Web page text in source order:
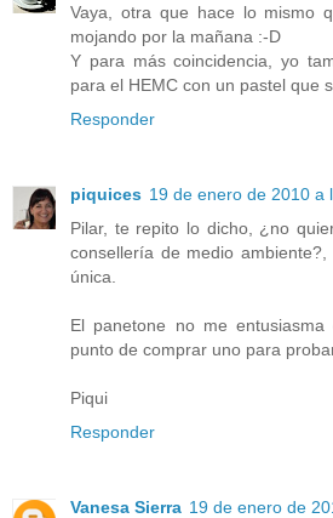
Vaya, otra que hace lo mismo
mojando por la mañana :-D
Y para más coincidencia, yo
para el HEMC con un pastel que
Responder
piquices 19 de enero de 2010 a
Pilar, te repito lo dicho, ¿no
consellería de medio
única.
El panetone no me
punto de comprar uno para
Piqui
Responder
Vanesa Sierra 19 de enero de